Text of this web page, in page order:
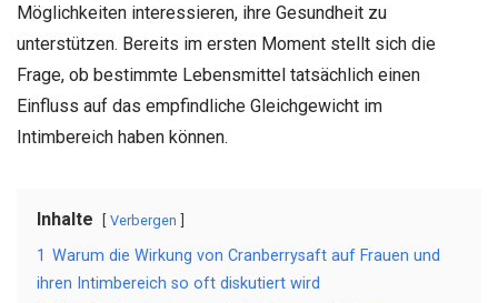
Möglichkeiten interessieren, ihre Gesundheit zu
unterstützen. Bereits im ersten Moment stellt sich die
Frage, ob bestimmte Lebensmittel tatsächlich einen
Einfluss auf das empfindliche Gleichgewicht im
Intimbereich haben können.
Inhalte Verbergen
1 Warum die Wirkung von Cranberrysaft auf Frauen und
ihren Intimbereich so oft diskutiert wird